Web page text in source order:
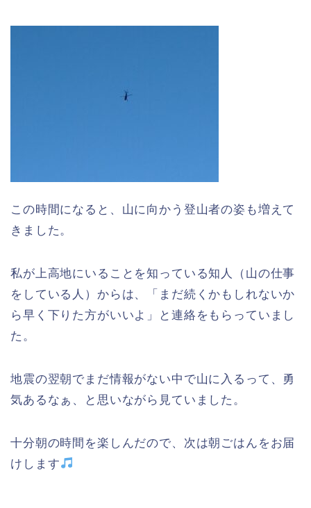
この時間になると、山に向かう登山者の姿も増えて
きました。
私が上高地にいることを知っている知人（山の仕事
をしている人）からは、「まだ続くかもしれないか
ら早く下りた方がいいよ」と連絡をもらっていまし
た。
地震の翌朝でまだ情報がない中で山に入るって、勇
気あるなぁ、と思いながら見ていました。
十分朝の時間を楽しんだので、次は朝ごはんをお届
けします